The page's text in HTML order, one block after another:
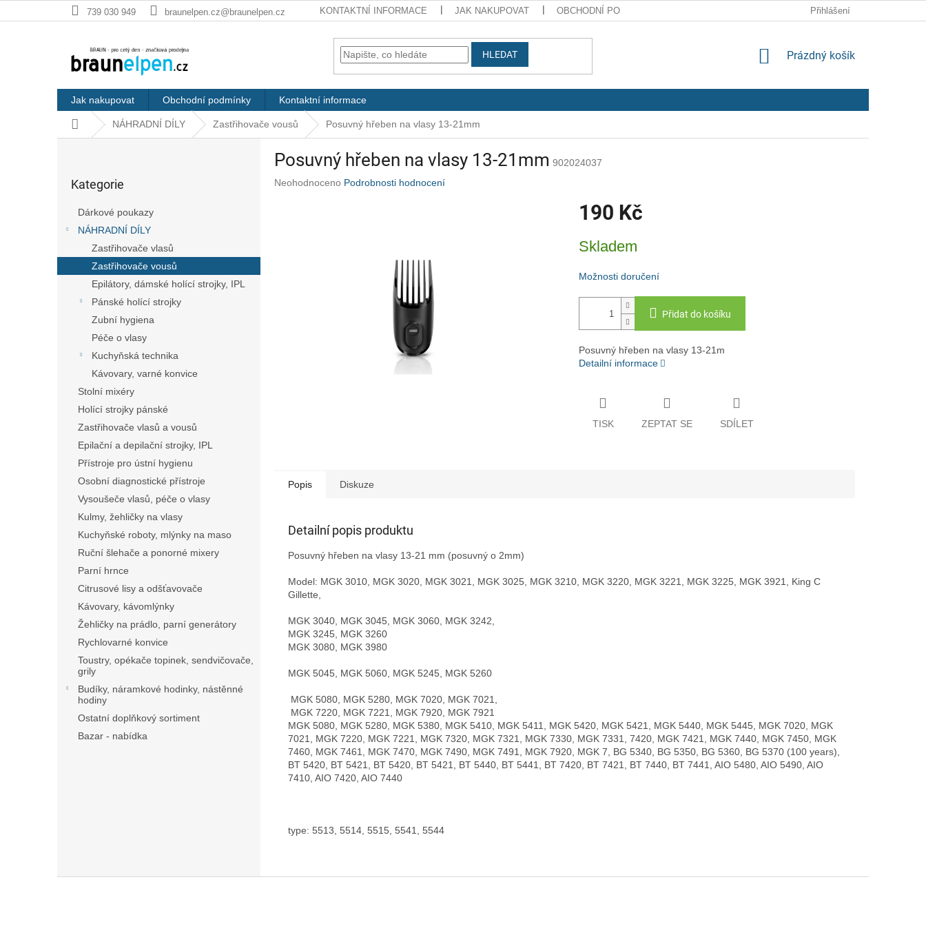
na
739 030 949 braunelpen.cz@braunelpen.cz KONTAKTNÍ INFORMACE JAK NAKUPOVAT OBCHODNÍ PODMÍNKY ZPRACOVÁNÍ OSOBNÍCH ÚDAJŮPřihlášení
HLEDAT
NÁKUPNÍ
Prázdný košík
Jak nakupovat Obchodní podmínky Kontaktní informace
Domů NÁHRADNÍ DÍLY Zastřihovače vousů Posuvný hřeben na vlasy 13-21mm
kategorie
Kategorie
Dárkové poukazy
NÁHRADNÍ DÍLY
Zastřihovače vlasů
Zastřihovače vousů
Epilátory, dámské holící strojky, IPL
Pánské holící strojky
Zubní hygiena
Péče o vlasy
Kuchyňská technika
Kávovary, varné konvice
Stolní mixéry
Holící strojky pánské
Zastřihovače vlasů a vousů
Epilační a depilační strojky, IPL
Přístroje pro ústní hygienu
Osobní diagnostické přístroje
Vysoušeče vlasů, péče o vlasy
Kulmy, žehličky na vlasy
Kuchyňské roboty, mlýnky na maso
Ruční šlehače a ponorné mixery
Parní hrnce
Citrusové lisy a odšťavovače
Kávovary, kávomlýnky
Žehličky na prádlo, parní generátory
Rychlovarné konvice
Toustry, opékače topinek, sendvičovače,
grily
Budíky, náramkové hodinky, nástěnné
hodiny
Ostatní doplňkový sortiment
Bazar - nabídka
Posuvný hřeben na vlasy 13-21mm 902024037
Průměrné
Neohodnoceno Podrobnosti hodnocení
190 Kč
cena:
Skladem
Možnosti doručení
Přidat do košíku
Posuvný hřeben na vlasy 13-21m
Detailní informace
TISK ZEPTAT SE SDÍLET
Popis Diskuze
Detailní popis produktu
Posuvný hřeben na vlasy 13-21 mm (posuvný o 2mm)
Model: MGK 3010, MGK 3020, MGK 3021, MGK 3025, MGK 3210, MGK 3220, MGK 3221, MGK 3225, MGK 3921, King C
Gillette,
MGK 3040, MGK 3045, MGK 3060, MGK 3242,
MGK 3245, MGK 3260
MGK 3080, MGK 3980
MGK 5045, MGK 5060, MGK 5245, MGK 5260
MGK 5080, MGK 5280, MGK 7020, MGK 7021,
MGK 7220, MGK 7221, MGK 7920, MGK 7921
MGK 5080, MGK 5280, MGK 5380, MGK 5410, MGK 5411, MGK 5420, MGK 5421, MGK 5440, MGK 5445, MGK 7020, MGK
7021, MGK 7220, MGK 7221, MGK 7320, MGK 7321, MGK 7330, MGK 7331, 7420, MGK 7421, MGK 7440, MGK 7450, MGK
7460, MGK 7461, MGK 7470, MGK 7490, MGK 7491, MGK 7920, MGK 7, BG 5340, BG 5350, BG 5360, BG 5370 (100 years),
BT 5420, BT 5421, BT 5420, BT 5421, BT 5440, BT 5441, BT 7420, BT 7421, BT 7440, BT 7441, AIO 5480, AIO 5490, AIO
7410, AIO 7420, AIO 7440
type: 5513, 5514, 5515, 5541, 5544